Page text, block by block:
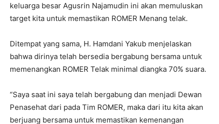
keluarga besar Agusrin Najamudin ini akan memuluskan
target kita untuk memastikan ROMER Menang telak.
Ditempat yang sama, H. Hamdani Yakub menjelaskan
bahwa dirinya telah bersedia bergabung bersama untuk
memenangkan ROMER Telak minimal diangka 70% suara.
“Saya saat ini saya telah bergabung dan menjadi Dewan
Penasehat dari pada Tim ROMER, maka dari itu kita akan
berjuang bersama untuk memastikan kemenangan